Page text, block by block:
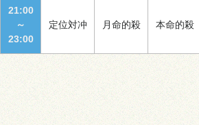
21:00
～
23:00
定位対冲 月命的殺 本命的殺